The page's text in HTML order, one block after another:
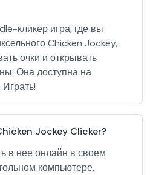
кликер игра, где вы
Chicken Jockey,
очки и открывать
Она доступна на
Jockey Clicker?
в нее онлайн в своем
компьютере,